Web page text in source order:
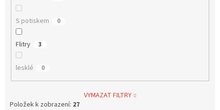
S potiskem 0
Flitry 3
lesklé 0
VYMAZAT FILTRY
Položek k zobrazení: 27